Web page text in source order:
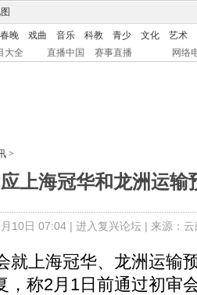
春晚 戏曲 音乐 科教 青少 文化
艺术
大全 直播中国 赛事直播 网络
>
上海冠华和龙洲运输
10日 07:04 | 进入复兴论坛| 来源：
上海冠华、龙洲运输
，称2月1日前通过初审